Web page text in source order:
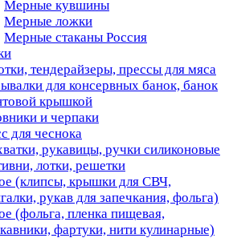
Мерные кувшины
Мерные ложки
Мерные стаканы Россия
тендерайзеры, прессы для мяса
для консервных банок, банок
крышкой
и черпаки
для чеснока
рукавицы, ручки силиконовые
лотки, решетки
(клипсы, крышки для СВЧ,
рукав для запечкания, фольга)
(фольга, пленка пищевая,
фартуки, нити кулинарные)